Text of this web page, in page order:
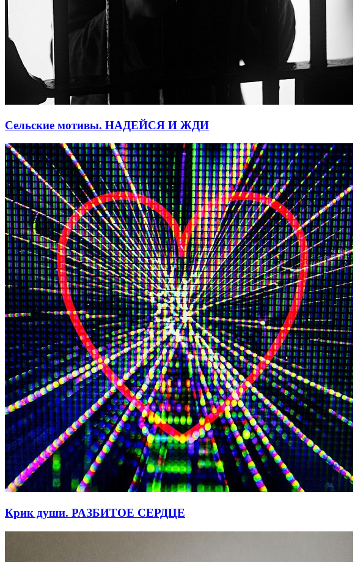
Сельские мотивы. НАДЕЙСЯ И ЖДИ
Крик души. РАЗБИТОЕ СЕРДЦЕ